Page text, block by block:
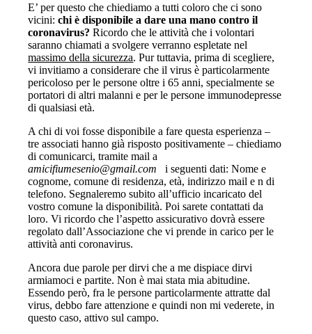
E’ per questo che chiediamo a tutti coloro che ci sono
vicini: chi è disponibile a dare una mano contro il
coronavirus? Ricordo che le attività che i volontari
saranno chiamati a svolgere verranno espletate nel
massimo della sicurezza. Pur tuttavia, prima di scegliere,
vi invitiamo a considerare che il virus è particolarmente
pericoloso per le persone oltre i 65 anni, specialmente se
portatori di altri malanni e per le persone immunodepresse
di qualsiasi età.
A chi di voi fosse disponibile a fare questa esperienza –
tre associati hanno già risposto positivamente – chiediamo
di comunicarci, tramite mail a
amicifiumesenio@gmail.com
i seguenti dati: Nome e
cognome, comune di residenza, età, indirizzo mail e n di
telefono. Segnaleremo subito all’ufficio incaricato del
vostro comune la disponibilità. Poi sarete contattati da
loro. Vi ricordo che l’aspetto assicurativo dovrà essere
regolato dall’Associazione che vi prende in carico per le
attività anti coronavirus.
Ancora due parole per dirvi che a me dispiace dirvi
armiamoci e partite. Non è mai stata mia abitudine.
Essendo però, fra le persone particolarmente attratte dal
virus, debbo fare attenzione e quindi non mi vederete, in
questo caso, attivo sul campo.